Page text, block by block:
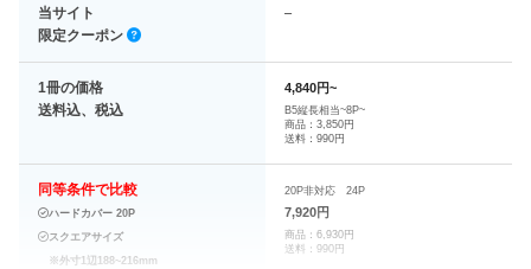
当サイト
限定クーポン
–
1冊の価格
送料込、税込
4,840円~
B5縦長相当~8P~
商品：3,850円
送料：990円
同等条件で比較
ハードカバー 20P
スクエアサイズ
※外寸1辺188~216mm
20P非対応 24P
7,920円
商品：6,930円
送料：990円